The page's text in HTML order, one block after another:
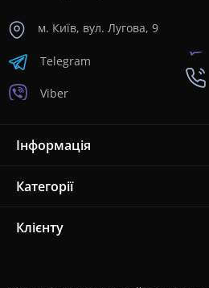
м. Київ, вул. Лугова, 9
Telegram
Viber
Інформація
Категорії
Клієнту